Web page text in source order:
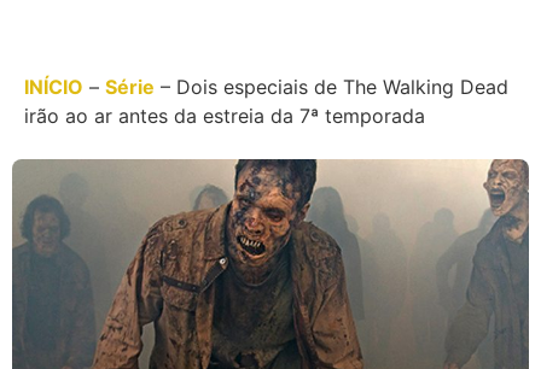
INÍCIO – Série – Dois especiais de The Walking Dead
irão ao ar antes da estreia da 7ª temporada